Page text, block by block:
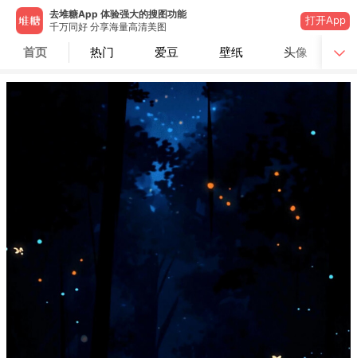
去堆糖App 体验强大的搜图功能
千万同好 分享海量高清美图
打开App
首页 热门 爱豆 壁纸 头像